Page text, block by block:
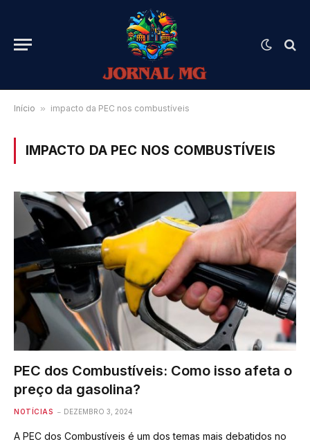
Início » impacto da PEC nos combustíveis
IMPACTO DA PEC NOS COMBUSTÍVEIS
PEC dos Combustíveis: Como isso afeta o
preço da gasolina?
NOTÍCIAS DEZEMBRO 3, 2024
A PEC dos Combustíveis é um dos temas mais debatidos no